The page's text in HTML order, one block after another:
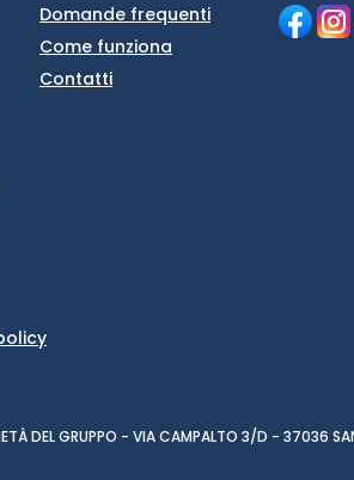
Domande frequenti
Come funziona
Contatti
DEL GRUPPO - VIA CAMPALTO 3/D -